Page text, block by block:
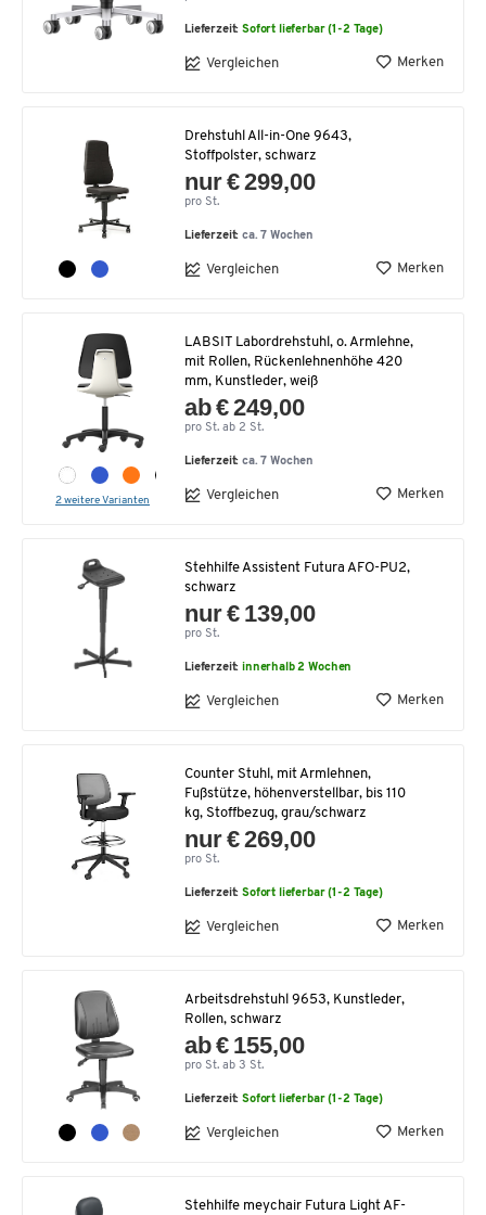
Lieferzeit:Sofort lieferbar (1-2 Tage)
Vergleichen Merken
Drehstuhl All-in-One 9643,
Stoffpolster, schwarz
nur € 299,00
pro St.
Lieferzeit:ca. 7 Wochen
Vergleichen Merken
2 weitere Varianten
LABSIT Labordrehstuhl, o. Armlehne,
mit Rollen, Rückenlehnenhöhe 420
mm, Kunstleder, weiß
ab € 249,00
pro St. ab 2 St.
Lieferzeit:ca. 7 Wochen
Vergleichen Merken
Stehhilfe Assistent Futura AFO-PU2,
schwarz
nur € 139,00
pro St.
Lieferzeit:innerhalb 2 Wochen
Vergleichen Merken
Counter Stuhl, mit Armlehnen,
Fußstütze, höhenverstellbar, bis 110
kg, Stoffbezug, grau/schwarz
nur € 269,00
pro St.
Lieferzeit:Sofort lieferbar (1-2 Tage)
Vergleichen Merken
Arbeitsdrehstuhl 9653, Kunstleder,
Rollen, schwarz
ab € 155,00
pro St. ab 3 St.
Lieferzeit:Sofort lieferbar (1-2 Tage)
Vergleichen Merken
Stehhilfe meychair Futura Light AF-